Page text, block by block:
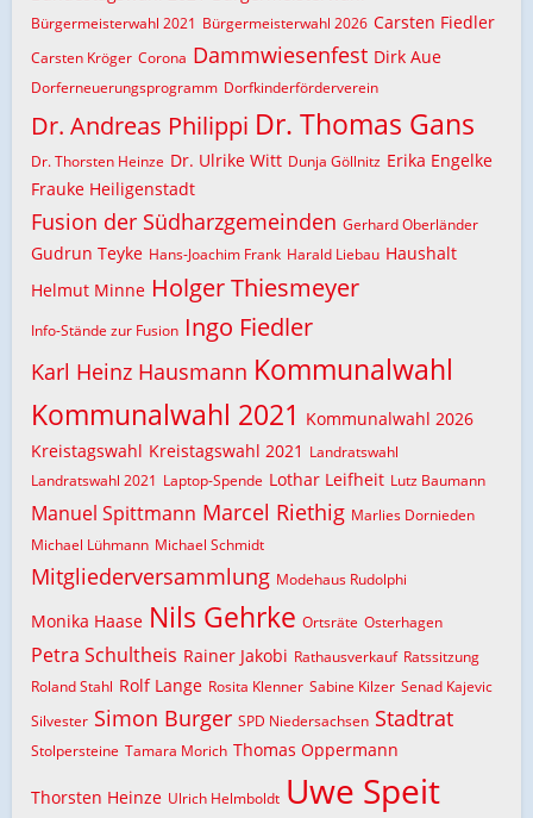
Bürgermeisterwahl 2021 Bürgermeisterwahl 2026 Carsten Fiedler
Carsten Kröger Corona Dammwiesenfest Dirk Aue
Dorferneuerungsprogramm Dorfkinderförderverein
Dr. Andreas Philippi Dr. Thomas Gans
Dr. Thorsten Heinze Dr. Ulrike Witt Dunja Göllnitz Erika Engelke
Frauke Heiligenstadt
Fusion der Südharzgemeinden Gerhard Oberländer
Gudrun Teyke Hans-Joachim Frank Harald Liebau Haushalt
Helmut Minne Holger Thiesmeyer
Info-Stände zur Fusion Ingo Fiedler
Karl Heinz Hausmann Kommunalwahl
Kommunalwahl 2021 Kommunalwahl 2026
Kreistagswahl Kreistagswahl 2021 Landratswahl
Landratswahl 2021 Laptop-Spende Lothar Leifheit Lutz Baumann
Manuel Spittmann Marcel Riethig Marlies Dornieden
Michael Lühmann Michael Schmidt
Mitgliederversammlung Modehaus Rudolphi
Monika Haase Nils Gehrke Ortsräte Osterhagen
Petra Schultheis Rainer Jakobi Rathausverkauf Ratssitzung
Roland Stahl Rolf Lange Rosita Klenner Sabine Kilzer Senad Kajevic
Silvester Simon Burger SPD Niedersachsen Stadtrat
Stolpersteine Tamara Morich Thomas Oppermann
Thorsten Heinze Ulrich Helmboldt Uwe Speit